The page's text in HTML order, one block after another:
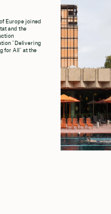
Europe joined
and the
“Delivering
for All” at the